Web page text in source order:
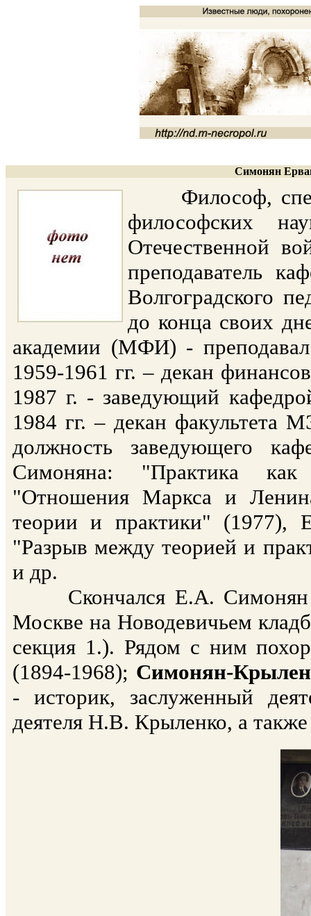
Симонян
Философ,
философских
Отечественной
преподаватель
Волгоградского
до конца своих
академии (МФИ) -
1959-1961 гг. – декан
1987 г. - заведующий
1984 гг. – декан
должность заведующего
Симоняна: "Практика как
"Отношения Маркса и
теории и практики" (1977),
"Разрыв между теорией и
и др.
Скончался Е.А. Симонян
Москве на Новодевичьем
секция 1.). Рядом с ним
(1894-1968); Симонян-
- историк, заслуженный
деятеля Н.В. Крыленко, а